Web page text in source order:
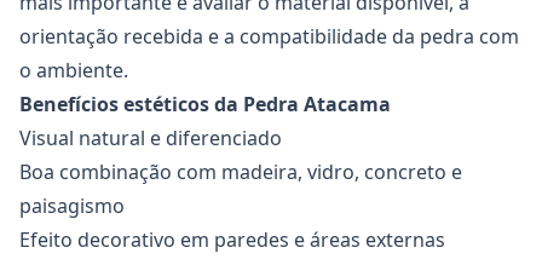
orientação recebida e a compatibilidade da pedra com
o ambiente.
Benefícios estéticos da Pedra Atacama
Visual natural e diferenciado
Boa combinação com madeira, vidro, concreto e
paisagismo
Efeito decorativo em paredes e áreas externas